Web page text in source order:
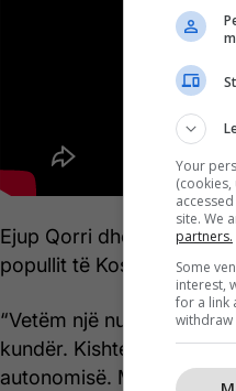
Ejup Qorri dhe Esat
popullit të Kosovës.
“Vetëm një numër i
kundër. Kishte edhe disa
autonomisë. Më e rënda
Your
site. We
partners.
Some
interest,
for a link
withdraw